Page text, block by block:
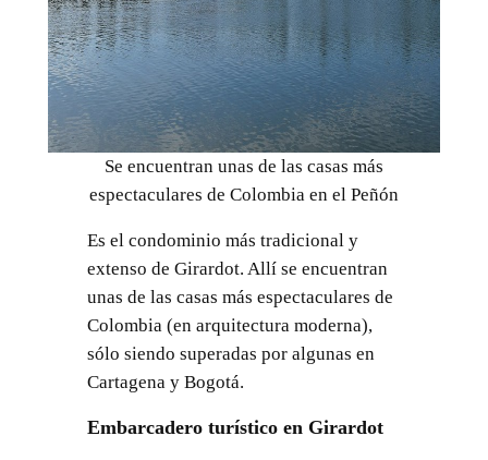
Se encuentran unas de las casas más
espectaculares de Colombia en el Peñón
Es el condominio más tradicional y
extenso de Girardot. Allí se encuentran
unas de las casas más espectaculares de
Colombia (en arquitectura moderna),
sólo siendo superadas por algunas en
Cartagena y Bogotá.
Embarcadero turístico en Girardot